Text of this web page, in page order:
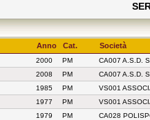
Anno Cat. Società
2000 PM
CA007 A.S.D.
2008 PM
CA007 A.S.D.
1985 PM
VS001
1977 PM
VS001
1979 PM
CA028